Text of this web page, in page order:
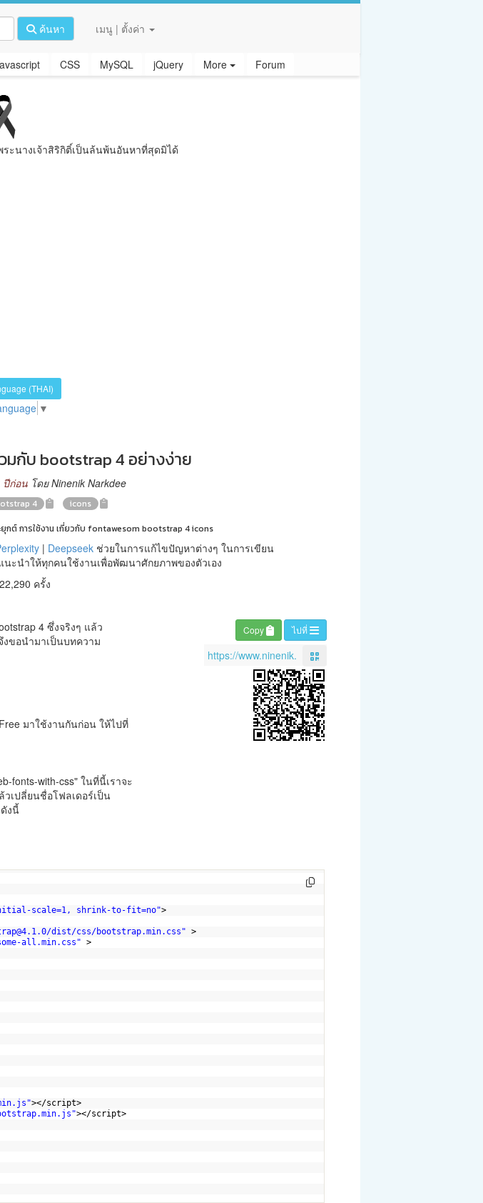
ค้นหา เมนู | ตั้งค่า
CSS MySQL jQuery More Forum
ะนางเจ้าสิริกิติ์เป็นล้นพ้นอันหาที่สุดมิได้
(THAI)
▼
มกับ bootstrap 4 อย่างง่าย
ปีก่อนโดย Ninenik Narkdee
4
icons
กต์ การใช้งาน เกี่ยวกับ fontawesom bootstrap 4 icons
| Deepseekช่วยในการแก้ไขปัญหาต่างๆ ในการเขียน
ะนำให้ทุกคนใช้งานเพื่อพัฒนาศักยภาพของตัวเอง
ครั้ง
ไปที่
Copy
4 ซึ่งจริงๆ แล้ว
ขอนำมาเป็นบทความ
มาใช้งานกันก่อน ให้ไปที่
fonts-with-css" ในที่นี้เราจะ
เปลี่ยนชื่อโฟลเดอร์เป็น
งนี้
scale=1, shrink-to-fit=no">
dist/css/bootstrap.min.css " >
all.min.css" >
"></script>
"></script>